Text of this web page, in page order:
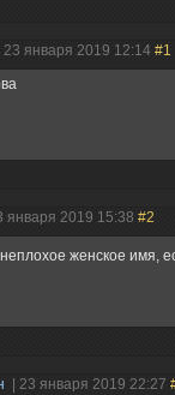
| 23 января 2019 12:14 #1
января 2019 15:38 #2
женское имя,
| 23 января 2019 22:27